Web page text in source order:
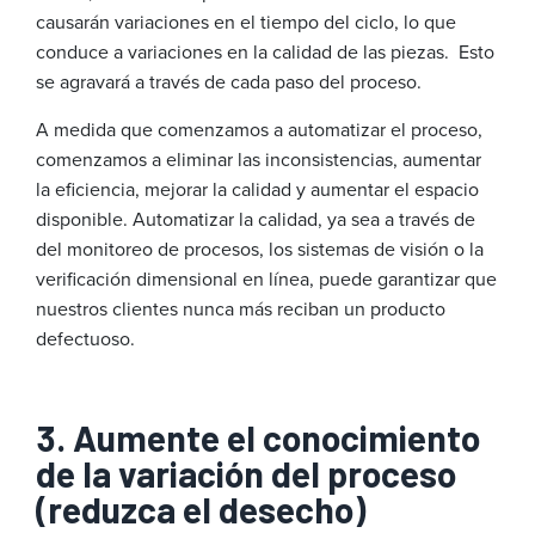
causarán variaciones en el tiempo del ciclo, lo que
conduce a variaciones en la calidad de las piezas. Esto
se agravará a través de cada paso del proceso.
A medida que comenzamos a automatizar el proceso,
comenzamos a eliminar las inconsistencias, aumentar
la eficiencia, mejorar la calidad y aumentar el espacio
disponible. Automatizar la calidad, ya sea a través de
del monitoreo de procesos, los sistemas de visión o la
verificación dimensional en línea, puede garantizar que
nuestros clientes nunca más reciban un producto
defectuoso.
3. Aumente el conocimiento
de la variación del proceso
(reduzca el desecho)